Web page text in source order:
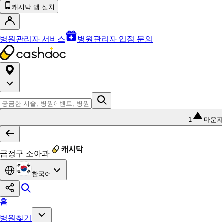
캐시닥 앱 설치
병원관리자 서비스 병원관리자 입점 문의
1 마운
금정구 소아과
한국어
홈
병원찾기